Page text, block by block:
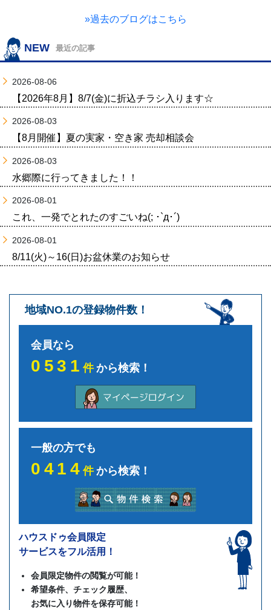
»過去のブログはこちら
NEW 最近の記事
2026-08-06
【2026年8月】8/7(金)に折込チラシ入ります☆
2026-08-03
【8月開催】夏の実家・空き家 売却相談会
2026-08-03
水郷際に行ってきました！！
2026-08-01
これ、一発でとれたのすごいね(; ･`д･´)
2026-08-01
8/11(火)～16(日)お盆休業のお知らせ
地域NO.1の登録物件数！
会員なら
0531件から検索！
一般の方でも
0414件から検索！
ハウスドゥ会員限定
サービスをフル活用！
会員限定物件の閲覧が可能！
希望条件、チェック履歴、
お気に入り物件を保存可能！